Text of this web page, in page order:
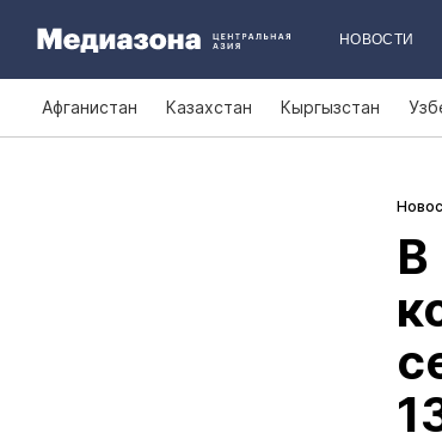
НОВОСТИ
Афганистан Казахстан Кыргызстан
В